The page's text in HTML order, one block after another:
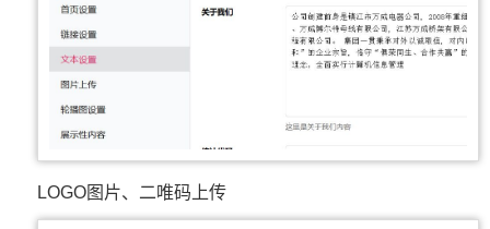
LOGO图片、二唯码上传